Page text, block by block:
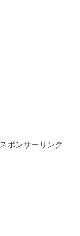
スポンサーリンク